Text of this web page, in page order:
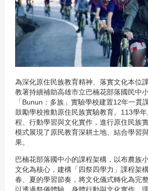
為深化原住民族教育精神、落實文化本位
教署持續補助高雄市立巴楠花部落國民中
「Bunun：多族」實驗學校建置12年一貫
鼓勵學校推動原住民族實驗教育。113學
程、行動學習與文化實作，進行原住民族
模式展現了原民教育深耕土地、結合學習
果。
巴楠花部落國中小的課程架構，以布農族
文化為核心，建構「四祭四學力」課程架
春、夏的學習節奏，將文化儀式轉化為完